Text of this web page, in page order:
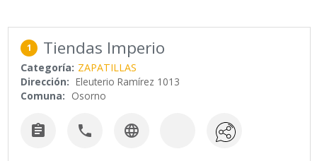
1 Tiendas Imperio
Categoría: ZAPATILLAS
Dirección: Eleuterio Ramírez 1013
Comuna: Osorno
  